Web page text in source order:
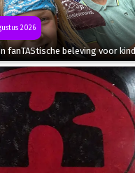
2026
fanTAStische beleving voor